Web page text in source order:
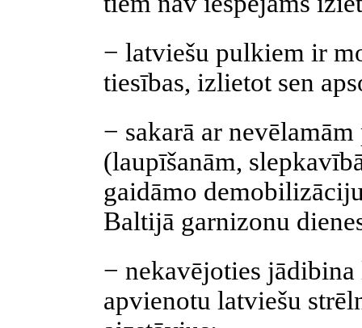
− latviešu pulkiem ir
tiesības, izlietot sen
− sakarā ar
(laupīšanām,
gaidāmo
Baltijā garnizonu
− nekavējoties
apvienotu latviešu